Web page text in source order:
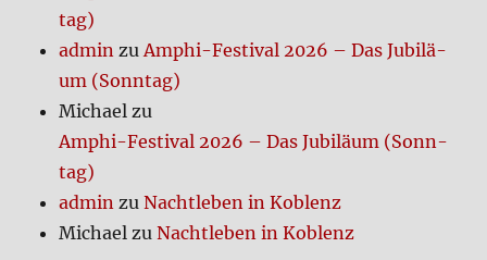
tag)
admin zuAmphi-Festi­val 2026 – Das Jubi­lä­
um (Sonn­tag)
Michael zu
Amphi-Festi­val 2026 – Das Jubi­lä­um (Sonn­
tag)
admin zuNacht­le­ben in Koblenz
Michael zuNacht­le­ben in Koblenz